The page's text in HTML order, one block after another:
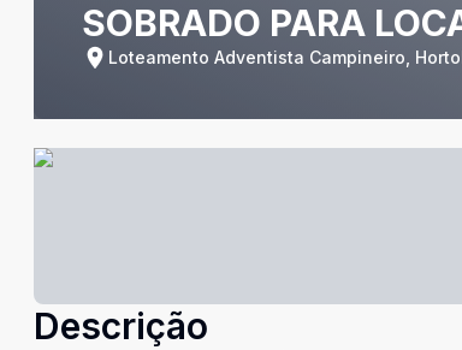
SOBRADO PARA
Loteamento Adventista Campineiro,
Descrição